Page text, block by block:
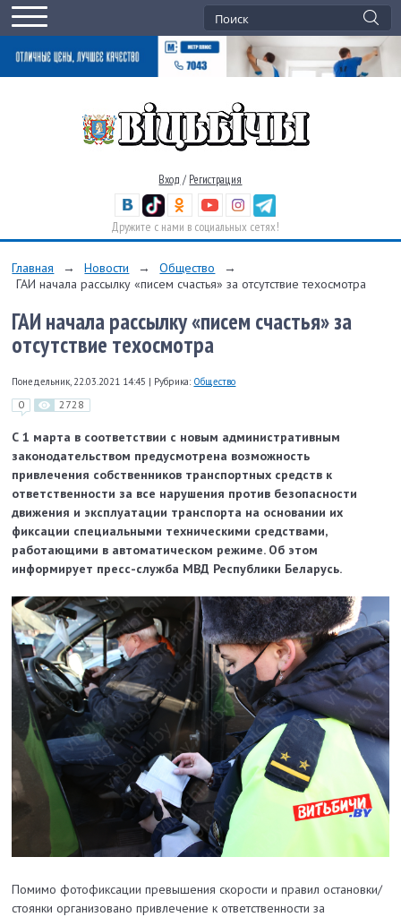
Вход / Регистрация
Дружите с нами в социальных сетях!
Главная → Новости → Общество
→
ГАИ начала рассылку «писем счастья» за отсутствие техосмотра
ГАИ начала рассылку «писем счастья» за
отсутствие техосмотра
Понедельник, 22.03.2021 14:45 | Рубрика: Общество
0 2728
С 1 марта в соответствии с новым административным
законодательством предусмотрена возможность
привлечения собственников транспортных средств к
ответственности за все нарушения против безопасности
движения и эксплуатации транспорта на основании их
фиксации специальными техническими средствами,
работающими в автоматическом режиме. Об этом
информирует пресс-служба МВД Республики Беларусь.
Помимо фотофиксации превышения скорости и правил остановки/
стоянки организовано привлечение к ответственности за